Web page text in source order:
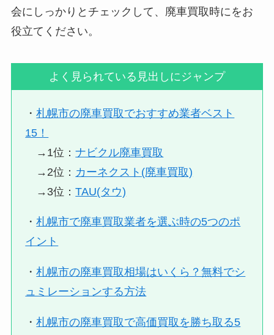
会にしっかりとチェックして、廃車買取時にをお
役立てください。
よく見られている見出しにジャンプ
・札幌市の廃車買取でおすすめ業者ベスト
15！
→1位：ナビクル廃車買取
→2位： カーネクスト(廃車買取)
→3位：TAU(タウ)
・札幌市で廃車買取業者を選ぶ時の5つのポ
イント
・札幌市の廃車買取相場はいくら？無料でシ
ュミレーションする方法
・札幌市の廃車買取で高価買取を勝ち取る5